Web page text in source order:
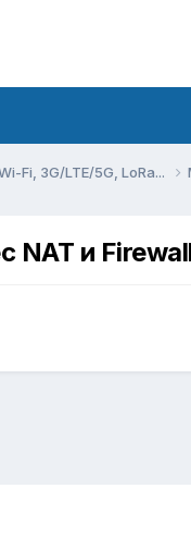
Fi, 3G/LTE/5G, LoRa...
NAT и